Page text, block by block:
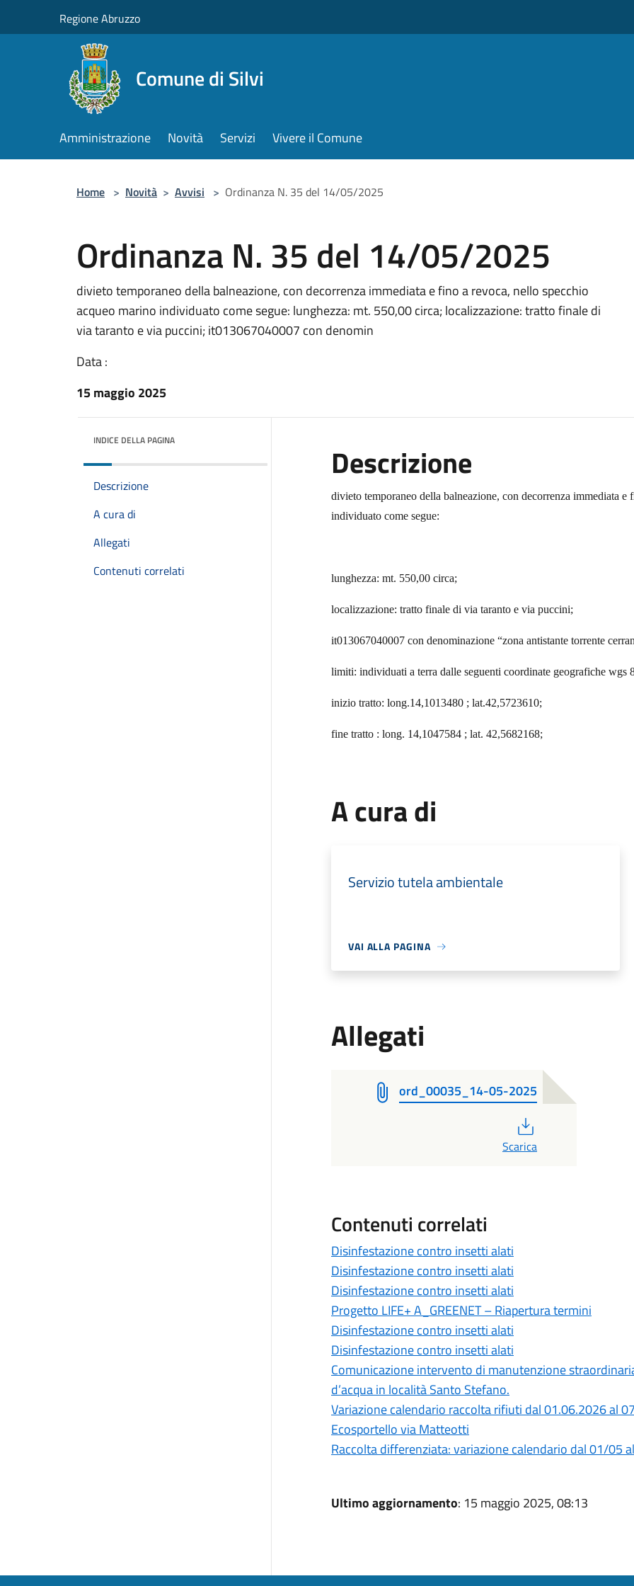
Regione Abruzzo
Comune di Silvi
Amministrazione Novità Servizi Vivere il Comune
Home > Novità > Avvisi > Ordinanza N. 35 del 14/05/2025
Ordinanza N. 35 del 14/05/2025
divieto temporaneo della balneazione, con decorrenza immediata e fino a revoca, nello specchio
acqueo marino individuato come segue: lunghezza: mt. 550,00 circa; localizzazione: tratto finale di
via taranto e via puccini; it013067040007 con denomin
Data :
15 maggio 2025
INDICE DELLA PAGINA
Descrizione
A cura di
Allegati
Contenuti correlati
Descrizione
divieto temporaneo della balneazione, con decorrenza immediata
individuato come segue:
lunghezza: mt. 550,00 circa;
localizzazione: tratto finale di via taranto e via puccini;
it013067040007 con denominazione “zona antistante torrente
limiti: individuati a terra dalle seguenti coordinate geografiche wgs
inizio tratto: long.14,1013480 ; lat.42,5723610;
fine tratto : long. 14,1047584 ; lat. 42,5682168;
A cura di
Servizio tutela ambientale
VAI ALLA PAGINA
Allegati
ord_00035_14-05-2025
Scarica
Contenuti correlati
Disinfestazione contro insetti alati
Disinfestazione contro insetti alati
Disinfestazione contro insetti alati
Progetto LIFE+ A_GREENET – Riapertura termini
Disinfestazione contro insetti alati
Disinfestazione contro insetti alati
Comunicazione intervento di manutenzione
d’acqua in località Santo Stefano.
Variazione calendario raccolta rifiuti dal 01.06.2026 al
Ecosportello via Matteotti
Raccolta differenziata: variazione calendario dal 01/05
Ultimo aggiornamento: 15 maggio 2025, 08:13